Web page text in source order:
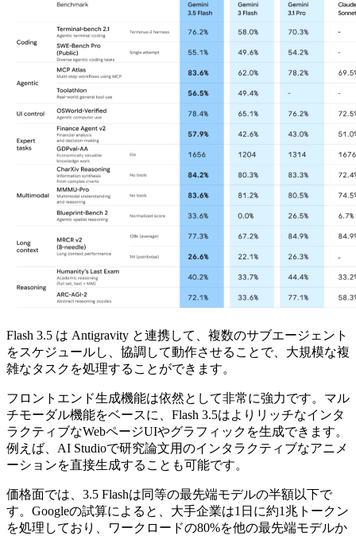
Flash 3.5 は Antigravity と連携して、複数のサブエージェント
をスケジュールし、協調して動作させることで、大規模な複
雑なタスクを処理することができます。
フロントエンド生成機能は依然として非常に強力です。マル
チモーダル機能をベースに、Flash 3.5はよりリッチなインタ
ラクティブなWebページUIやグラフィックを生成できます。
例えば、AI Studioで研究論文用のインタラクティブなアニメ
ーションを直接生成することも可能です。
価格面では、3.5 Flashは同等の最先端モデルの半額以下で
す。Googleの試算によると、大手企業は1日に約1兆トークン
を処理しており、ワークロードの80%を他の最先端モデルか